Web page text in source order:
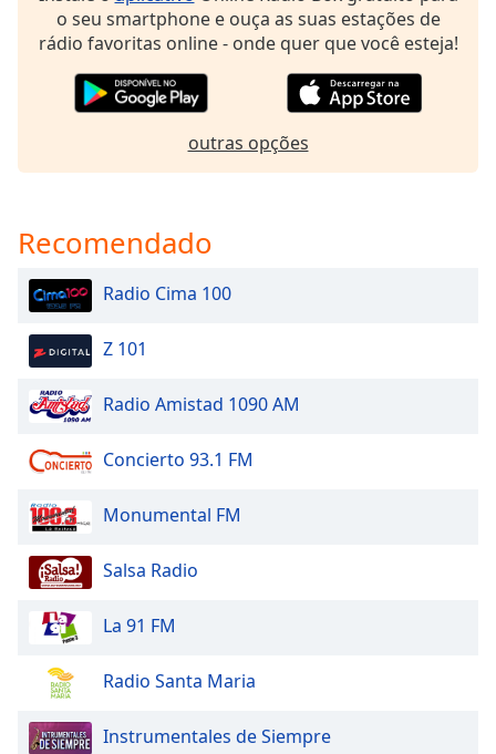
window.
Text
Color
Opacity
Text
Color
Opacity
Caption
Background
Opacity
o seu smartphone e ouça as suas estações de
rádio favoritas online - onde quer que você esteja!
outras opções
Recomendado
Radio Cima 100
Z 101
Radio Amistad 1090 AM
Concierto 93.1 FM
Monumental FM
Salsa Radio
La 91 FM
Radio Santa Maria
Instrumentales de Siempre